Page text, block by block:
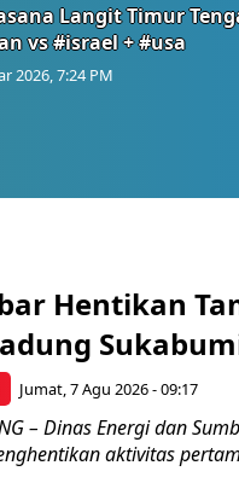
Langit Timur
vs #israel + #usa
2026, 7:24 PM
Hentikan
Jumat, 7 Agu 2026 - 09:17
– Dinas Energi dan
aktivitas